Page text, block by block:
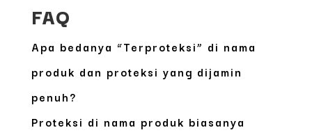
FAQ
Apa bedanya “Terproteksi” di nama
produk dan proteksi yang dijamin
penuh?
Proteksi di nama produk biasanya